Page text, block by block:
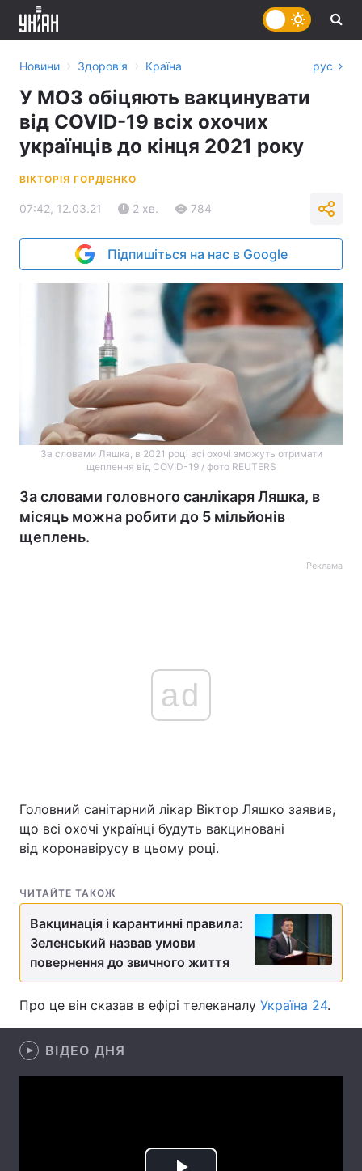
Україна Політика
Спорт Наука
Техно і зв'язок
Зброя
Здоров'я Туризм
Цікавинки
Екологія Регіони
Новини › Здоров'я › Країна рус
У МОЗ обіцяють вакцинувати
від COVID-19 всіх охочих
українців до кінця 2021 року
ВІКТОРІЯ ГОРДІЄНКО
07:42, 12.03.21 2 хв. 784
Підпишіться на нас в Google
За словами Ляшка, в 2021 році всі охочі зможуть отримати
щеплення від COVID-19 / фото REUTERS
За словами головного санлікаря Ляшка, в
місяць можна робити до 5 мільйонів
щеплень.
Реклама
ad
Головний санітарний лікар Віктор Ляшко заявив,
що всі охочі українці будуть вакциновані
від коронавірусу в цьому році.
ЧИТАЙТЕ ТАКОЖ
Вакцинація і карантинні правила:
Зеленський назвав умови
повернення до звичного життя
Про це він сказав в ефірі телеканалу Україна 24.
ВІДЕО ДНЯ